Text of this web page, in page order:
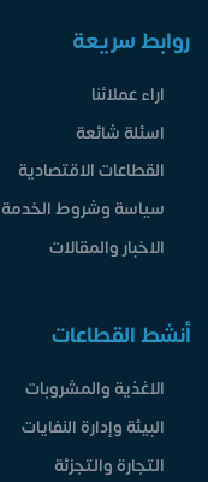
روابط سريعة
اراء عملائنا
اسئلة شائعة
القطاعات الاقتصادية
سياسة وشروط الخدمة
الاخبار والمقالات
أنشط القطاعات
الاغذية والمشروبات
البيئة وإدارة النفايات
التجارة والتجزئة